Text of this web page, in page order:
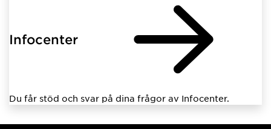
Infocenter
Du får stöd och svar på dina frågor av Infocenter.